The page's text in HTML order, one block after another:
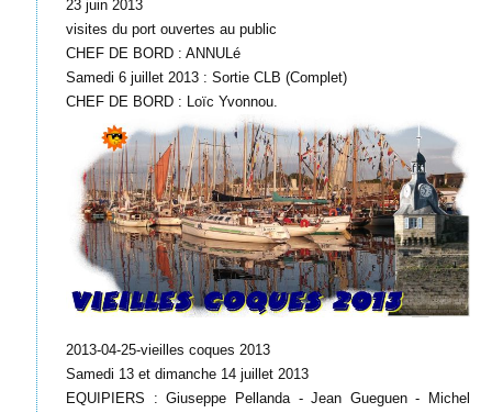
23 juin 2013
visites du port ouvertes au public
CHEF DE BORD : ANNULé
Samedi 6 juillet 2013 : Sortie CLB (Complet)
CHEF DE BORD : Loïc Yvonnou.
2013-04-25-vieilles coques 2013
Samedi 13 et dimanche 14 juillet 2013
EQUIPIERS : Giuseppe Pellanda - Jean Gueguen - Michel